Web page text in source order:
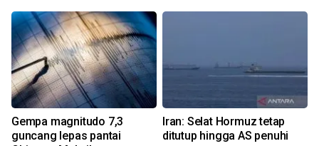
Gempa magnitudo 7,3
guncang lepas pantai
Iran: Selat Hormuz tetap
ditutup hingga AS penuhi